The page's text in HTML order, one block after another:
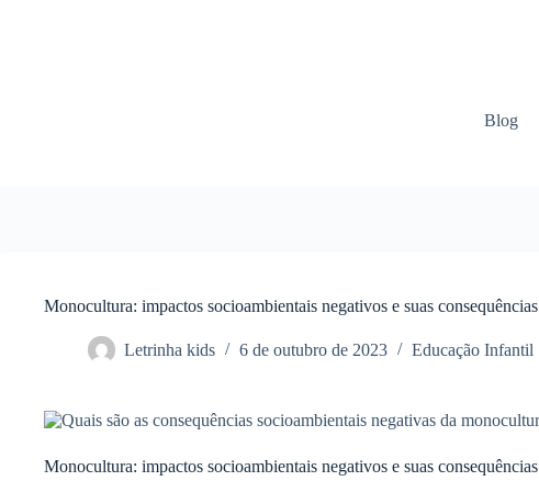
Blog
Monocultura: impactos socioambientais negativos e suas consequências
Letrinha kids 6 de outubro de 2023 Educação Infantil
Monocultura: impactos socioambientais negativos e suas consequências